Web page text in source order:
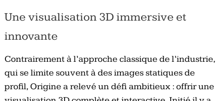
Une visualisation 3D immersive et
innovante
Contrairement à l’approche classique de l’industrie,
qui se limite souvent à des images statiques de
profil, Origine a relevé un défi ambitieux : offrir une